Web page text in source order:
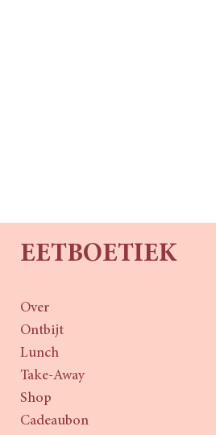
EETBOETIEK
Over
Ontbijt
Lunch
Take-Away
Shop
Cadeaubon